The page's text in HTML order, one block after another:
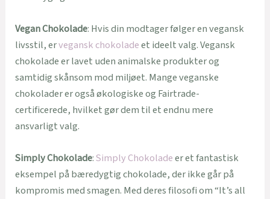
Vegan Chokolade: Hvis din modtager følger en vegansk
livsstil, ervegansk chokoladeet ideelt valg. Vegansk
chokolade er lavet uden animalske produkter og
samtidig skånsom mod miljøet. Mange veganske
chokolader er også økologiske og Fairtrade-
certificerede, hvilket gør dem til et endnu mere
ansvarligt valg.
Simply Chokolade:Simply Chokoladeer et fantastisk
eksempel på bæredygtig chokolade, der ikke går på
kompromis med smagen. Med deres filosofi om “It’s all